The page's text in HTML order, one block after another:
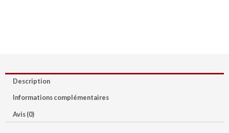
Description
Informations complémentaires
Avis (0)